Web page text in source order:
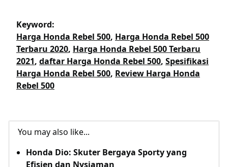
Keyword:
Harga Honda Rebel 500, Harga Honda Rebel 500
Terbaru 2020, Harga Honda Rebel 500 Terbaru
2021, daftar Harga Honda Rebel 500, Spesifikasi
Harga Honda Rebel 500, Review Harga Honda
Rebel 500
You may also like...
Honda Dio: Skuter Bergaya Sporty yang
Efisien dan Nysiaman